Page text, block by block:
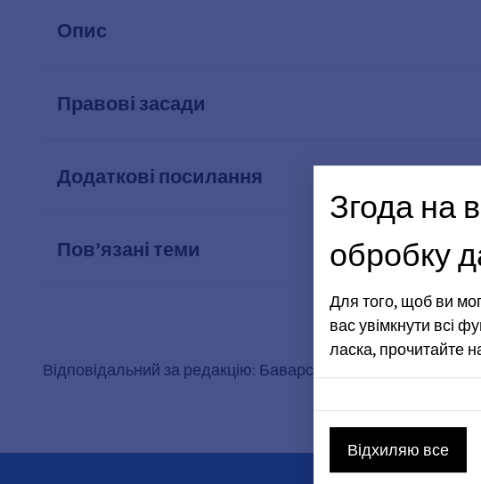
Опис
Правові засади
Додаткові посилання
Пов’язані теми
Відповідальний за редакцію: Баварське державне
Згода на
обробку
Для того, щоб ви
вас увімкнути всі
ласка, прочитайте
Відхиляю все